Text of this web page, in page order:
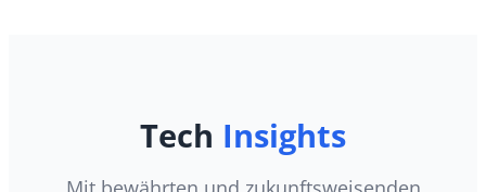
Tech Insights